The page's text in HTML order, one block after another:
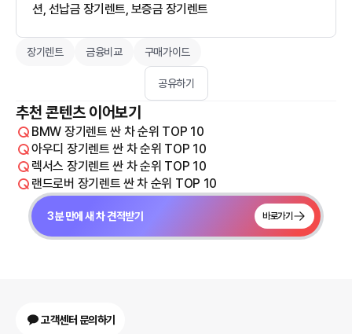
션, 선납금 장기렌트, 보증금 장기렌트
장기렌트 금융비교 구매가이드
공유하기
추천 콘텐츠 이어보기
BMW 장기렌트 싼 차 순위 TOP 10
아우디 장기렌트 싼 차 순위 TOP 10
렉서스 장기렌트 싼 차 순위 TOP 10
랜드로버 장기렌트 싼 차 순위 TOP 10
3분 만에 새 차 견적받기 바로가기
고객센터 문의하기